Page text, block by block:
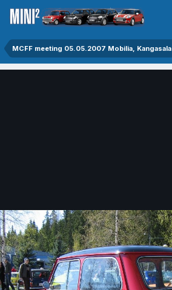
MCFF meeting 05.05.2007 Mobilia, Kangasala